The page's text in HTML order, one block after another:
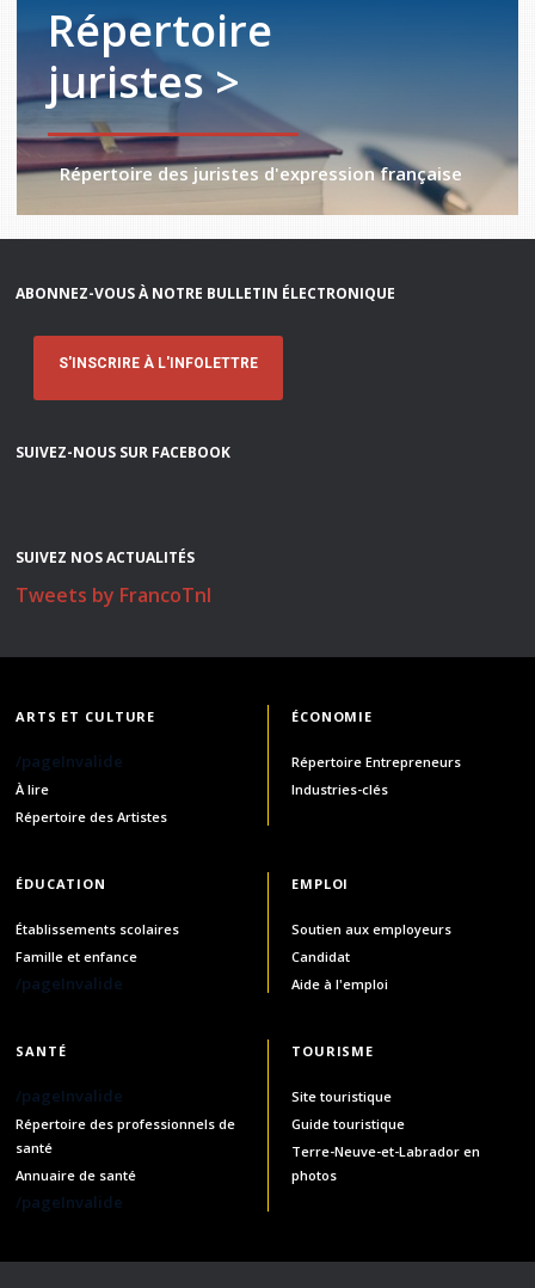
Répertoire
juristes >
Répertoire des juristes d'expression française
ABONNEZ-VOUS À NOTRE BULLETIN ÉLECTRONIQUE
S'INSCRIRE À L'INFOLETTRE
SUIVEZ-NOUS SUR FACEBOOK
SUIVEZ NOS ACTUALITÉS
Tweets by FrancoTnl
ARTS ET CULTURE
/pageInvalide
À lire
Répertoire des Artistes
ÉCONOMIE
Répertoire Entrepreneurs
Industries-clés
ÉDUCATION
Établissements scolaires
Famille et enfance
/pageInvalide
EMPLOI
Soutien aux employeurs
Candidat
Aide à l'emploi
SANTÉ
/pageInvalide
Répertoire des professionnels de
santé
Annuaire de santé
/pageInvalide
TOURISME
Site touristique
Guide touristique
Terre-Neuve-et-Labrador en
photos